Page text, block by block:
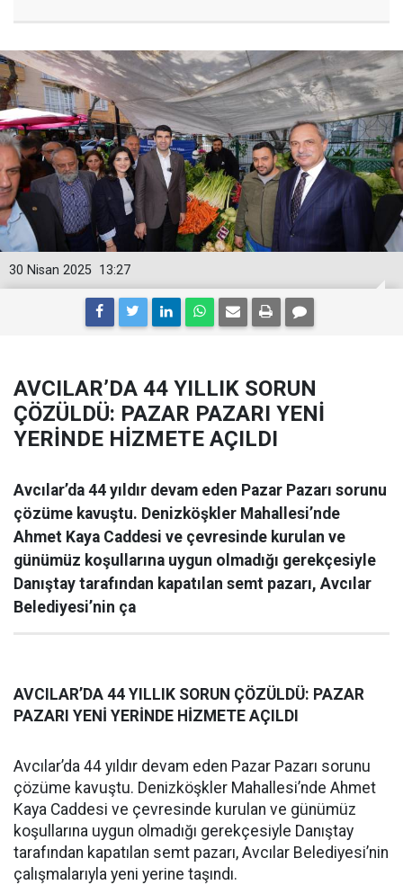
13:27
30 Nisan 2025
AVCILAR’DA 44 YILLIK SORUN
ÇÖZÜLDÜ: PAZAR PAZARI YENİ
YERİNDE HİZMETE AÇILDI
Avcılar’da 44 yıldır devam eden Pazar Pazarı sorunu
çözüme kavuştu. Denizköşkler Mahallesi’nde
Ahmet Kaya Caddesi ve çevresinde kurulan ve
günümüz koşullarına uygun olmadığı gerekçesiyle
Danıştay tarafından kapatılan semt pazarı, Avcılar
Belediyesi’nin ça
AVCILAR’DA 44 YILLIK SORUN ÇÖZÜLDÜ: PAZAR
PAZARI YENİ YERİNDE HİZMETE AÇILDI
Avcılar’da 44 yıldır devam eden Pazar Pazarı sorunu
çözüme kavuştu. Denizköşkler Mahallesi’nde Ahmet
Kaya Caddesi ve çevresinde kurulan ve günümüz
koşullarına uygun olmadığı gerekçesiyle Danıştay
tarafından kapatılan semt pazarı, Avcılar Belediyesi’nin
çalışmalarıyla yeni yerine taşındı.